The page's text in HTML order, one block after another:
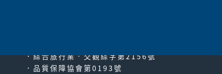
．綜合旅行業‧交觀綜字第2156號
．品質保障協會第0193號